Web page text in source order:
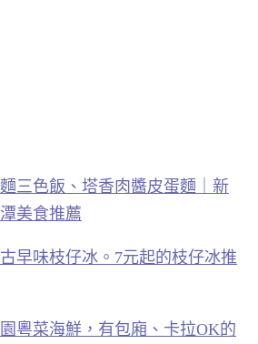
三色飯、塔香肉醬皮蛋麵｜新
美食推薦
早味枝仔冰。7元起的枝仔冰推
粵菜海鮮，有包廂、卡拉OK的